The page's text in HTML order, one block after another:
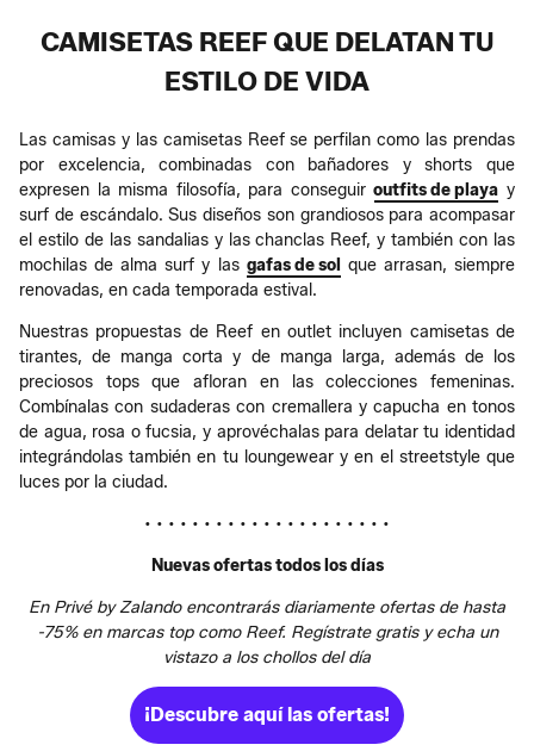
CAMISETAS REEF QUE DELATAN TU
ESTILO DE VIDA
Las camisas y las camisetas Reef se perfilan como las prendas
por excelencia, combinadas con bañadores y shorts que
expresen la misma filosofía, para conseguiroutfits de playa y
surf de escándalo. Sus diseños son grandiosos para acompasar
el estilo de las sandalias y las chanclas Reef, y también con las
mochilas de alma surf y las gafas de sol que arrasan, siempre
renovadas, en cada temporada estival.
Nuestras propuestas de Reef en outlet incluyen camisetas de
tirantes, de manga corta y de manga larga, además de los
preciosos tops que afloran en las colecciones femeninas.
Combínalas con sudaderas con cremallera y capucha en tonos
de agua, rosa o fucsia, y aprovéchalas para delatar tu identidad
integrándolas también en tu loungewear y en el streetstyle que
luces por la ciudad.
• • • • • • • • • • • • • • • • • • • • •
Nuevas ofertas todos los días
En Privé by Zalando encontrarás diariamente ofertas de hasta
-75% en marcas top como Reef. Regístrate gratis y echa un
vistazo a los chollos del día
¡Descubre aquí las ofertas!